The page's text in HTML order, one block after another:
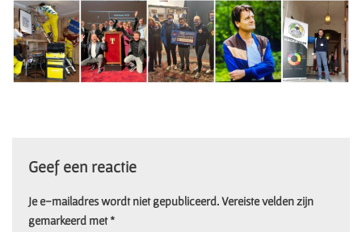
Geef een reactie
Je e-mailadres wordt niet gepubliceerd.Vereiste velden zijn
gemarkeerd met*